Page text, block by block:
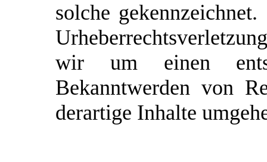
solche
wir um einen
Bekanntwerden von
derartige Inhalte